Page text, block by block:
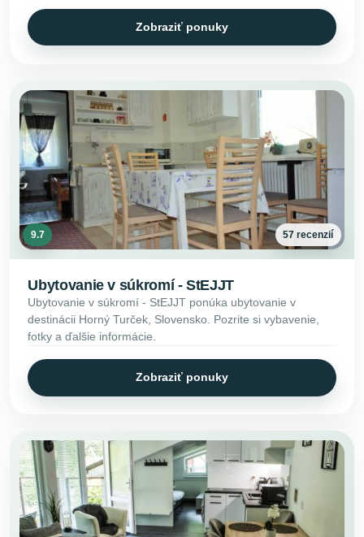
Zobraziť ponuky
9.7 57 recenzií
Ubytovanie v súkromí - StEJJT
Ubytovanie v súkromí - StEJJT ponúka ubytovanie v
destinácii Horný Turček, Slovensko. Pozrite si vybavenie,
fotky a ďalšie informácie.
Zobraziť ponuky